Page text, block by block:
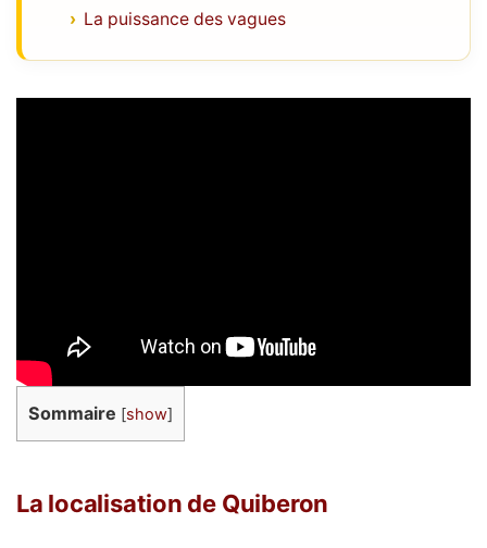
La puissance des vagues
Sommaire [show]
La localisation de Quiberon